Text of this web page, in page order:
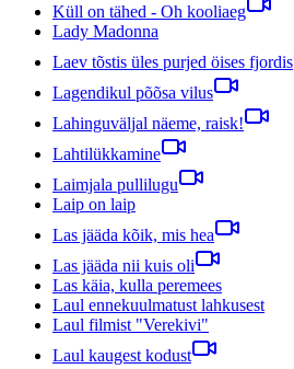
Küll on tähed - Oh kooliaeg
Lady Madonna
Laev tõstis üles purjed öises fjordis
Lagendikul põõsa vilus
Lahinguväljal näeme, raisk!
Lahtilükkamine
Laimjala pullilugu
Laip on laip
Las jääda kõik, mis hea
Las jääda nii kuis oli
Las käia, kulla peremees
Laul ennekuulmatust lahkusest
Laul filmist "Verekivi"
Laul kaugest kodust